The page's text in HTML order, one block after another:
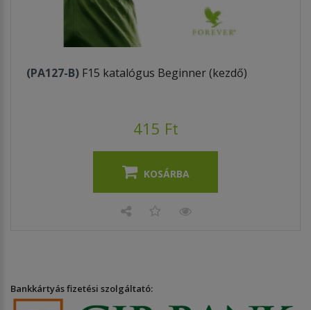
(PA127-B) F15 katalógus Beginner (kezdő)
415 Ft
KOSÁRBA
Bankkártyás fizetési szolgáltató: